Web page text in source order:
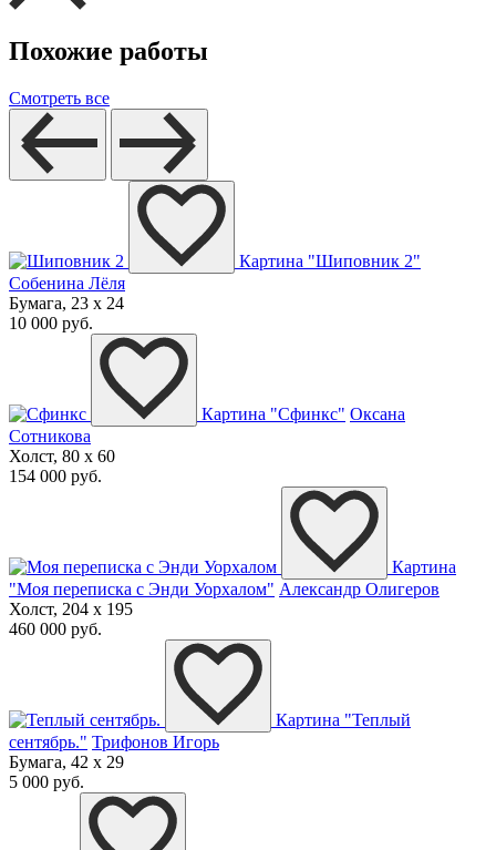
Похожие работы
Смотреть все
Картина "Шиповник 2"
Собенина Лёля
Бумага, 23 x 24
10 000 руб.
Картина "Сфинкс" Оксана
Сотникова
Холст, 80 x 60
154 000 руб.
Картина
"Моя переписка с Энди Уорхалом" Александр Олигеров
Холст, 204 x 195
460 000 руб.
Картина "Теплый
сентябрь." Трифонов Игорь
Бумага, 42 x 29
5 000 руб.